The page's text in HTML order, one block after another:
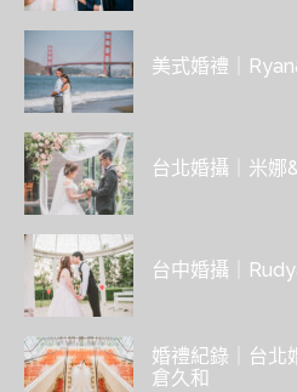
美式婚禮｜
台北婚攝｜米娜
台中婚攝｜
婚禮紀錄｜台北
倉久和